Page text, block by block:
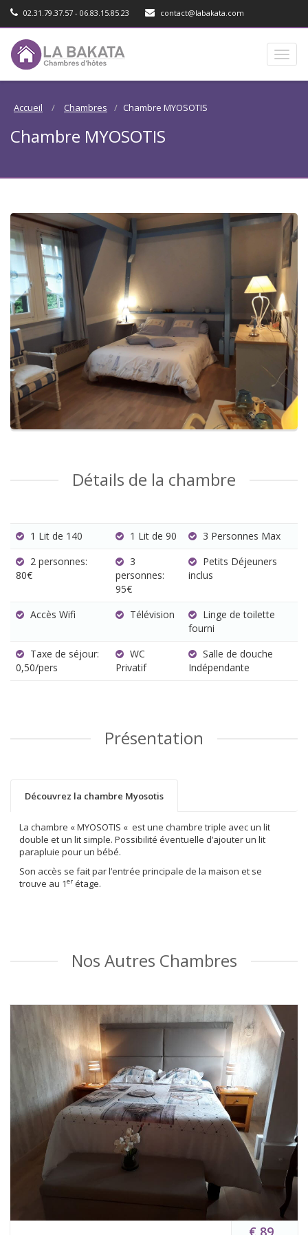
02.31.79.37.57 - 06.83.15.85.23 contact@labakata.com
Toggle
Accueil Chambres Chambre MYOSOTIS
Chambre MYOSOTIS
Détails de la chambre
1 Lit de 140 1 Lit de 90
3 Personnes Max
2 personnes:
80€
3
personnes:
95€
Petits Déjeuners
inclus
Accès Wifi Télévision
Linge de toilette
fourni
Taxe de séjour:
0,50/pers
WC
Privatif
Salle de douche
Indépendante
Présentation
Découvrez la chambre Myosotis
La chambre « MYOSOTIS « est une chambre triple avec un lit
double et un lit simple. Possibilité éventuelle d’ajouter un lit
parapluie pour un bébé.
Son accès se fait par l’entrée principale de la maison et se
trouve au 1er étage.
Nos Autres Chambres
€ 89